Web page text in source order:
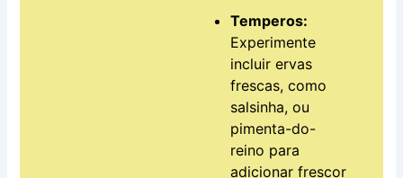
Temperos:
Experimente
incluir ervas
frescas, como
salsinha, ou
pimenta-do-
reino para
adicionar frescor